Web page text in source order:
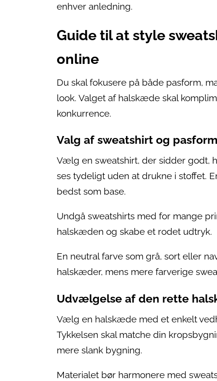
enhver anledning.
Guide til at style
online
Du skal fokusere på både pasform,
look. Valget af halskæde skal
konkurrence.
Valg af sweatshirt og pasform
Vælg en sweatshirt, der sidder godt,
ses tydeligt uden at drukne i stoffet.
bedst som base.
Undgå sweatshirts med for mange
halskæden og skabe et rodet udtryk.
En neutral farve som grå, sort eller
halskæder, mens mere farverige
Udvælgelse af den rette
Vælg en halskæde med et enkelt
Tykkelsen skal matche din
mere slank bygning.
Materialet bør harmonere med